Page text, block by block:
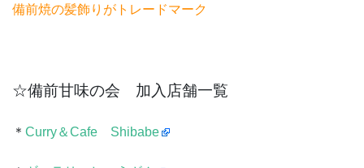
備前焼の髪飾りがトレードマーク
☆備前甘味の会 加入店舗一覧
＊ Curry＆Cafe Shibabe